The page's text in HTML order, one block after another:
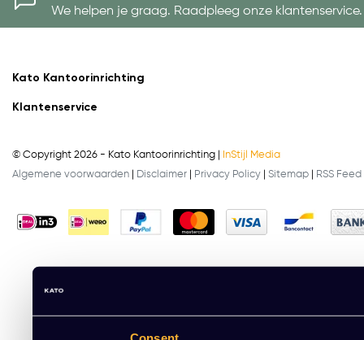
We helpen je graag. Raadpleeg onze klantenservice.
Kato Kantoorinrichting
Klantenservice
© Copyright 2026 - Kato Kantoorinrichting |
InStijl Media
Algemene voorwaarden
Disclaimer Privacy Policy Sitemap RSS Feed